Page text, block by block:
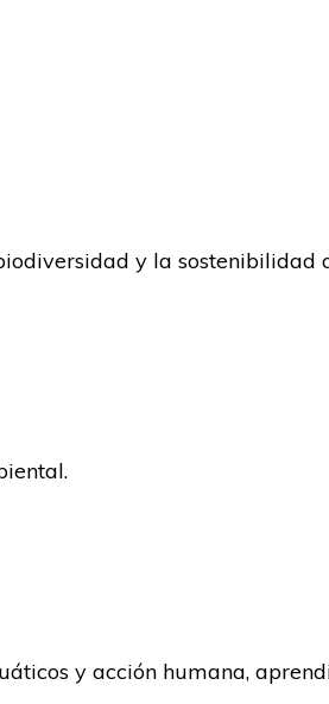
y la sostenibilidad
y acción humana,